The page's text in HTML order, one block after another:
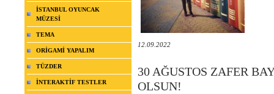
İSTANBUL OYUNCAK
MÜZESİ
TEMA
ORİGAMİ YAPALIM
TÜZDER
İNTERAKTİF TESTLER
12.09.2022
30 AĞUSTOS ZAFER
OLSUN!